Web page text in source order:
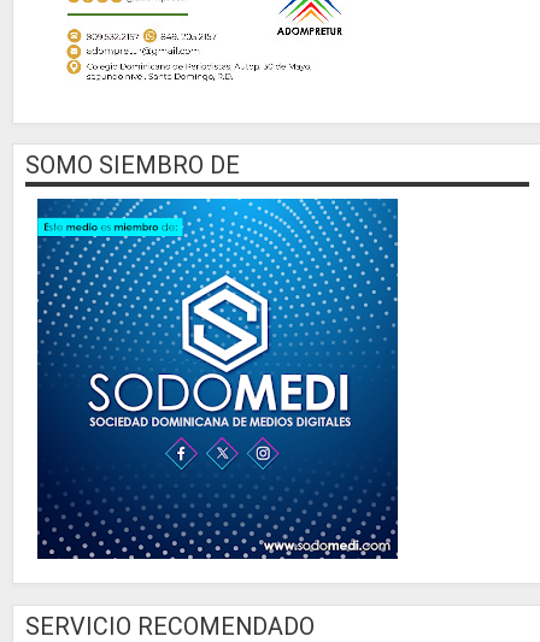
SOMO SIEMBRO DE
SERVICIO RECOMENDADO